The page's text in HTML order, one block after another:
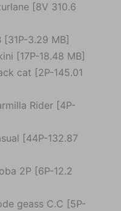
[8V 310.6
[31P-3.29 MB]
[17P-18.48 MB]
cat [2P-145.01
Rider [4P-
[44P-132.87
2P [6P-12.2
geass C.C [5P-